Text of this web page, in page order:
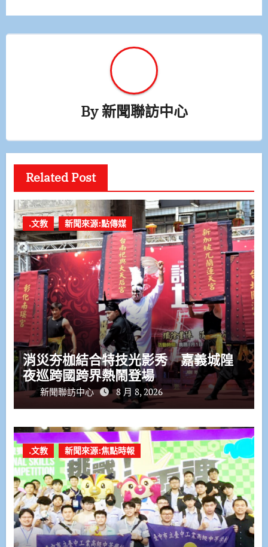
By新聞聯訪中心
Related Post
.文教 新聞來源:點傳媒
消災夯枷結合特技光影秀 嘉義城隍
夜巡跨國跨界熱鬧登場
新聞聯訪中心 8 月 8, 2026
.文教 新聞來源:焦點時報